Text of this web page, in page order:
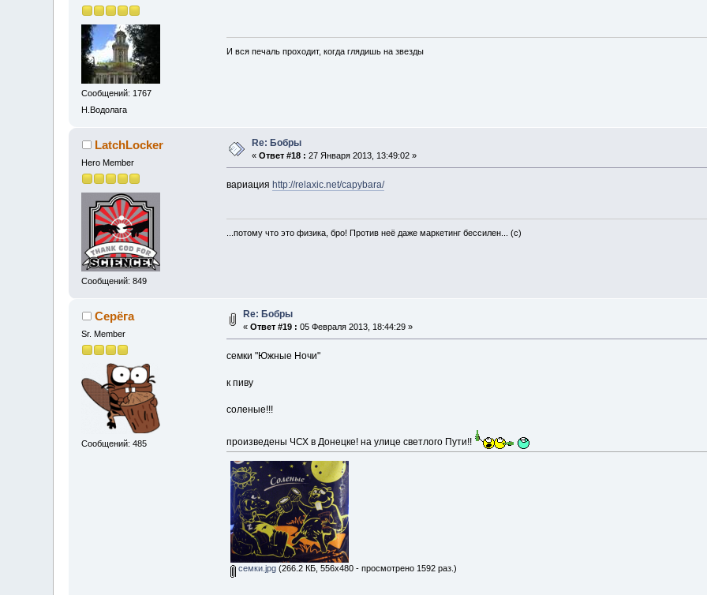
Сообщений: 1767
Н.Водолага
И вся печаль проходит, когда глядишь на звезды
LatchLocker
Hero Member
Сообщений: 849
Re: Бобры
«Ответ #18 : 27 Января 2013, 13:49:02 »
вариация http://relaxic.net/capybara/
...потому что это физика, бро! Против неё даже маркетинг бессилен... (с)
Серёга
Sr. Member
Сообщений: 485
Re: Бобры
«Ответ #19 : 05 Февраля 2013, 18:44:29 »
семки "Южные Ночи"
к пиву
соленые!!!
произведены ЧСХ в Донецке! на улице светлого Пути!!
семки.jpg (266.2 КБ, 556x480 - просмотрено 1592 раз.)